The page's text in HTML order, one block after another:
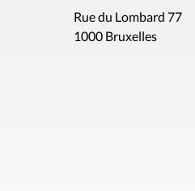
Rue du Lombard 77
1000 Bruxelles